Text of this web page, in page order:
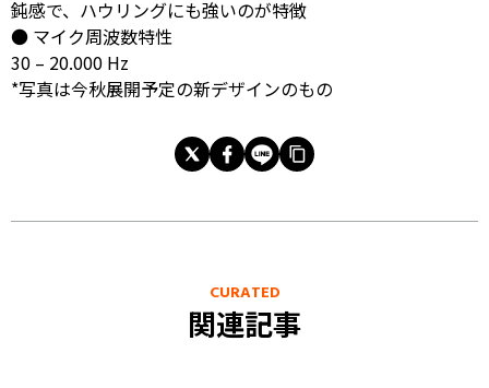
鈍感で、ハウリングにも強いのが特徴
● マイク周波数特性
30 – 20.000 Hz
*写真は今秋展開予定の新デザインのもの
CURATED
関連記事